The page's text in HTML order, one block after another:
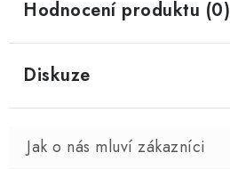
Hodnocení produktu (0)
Diskuze